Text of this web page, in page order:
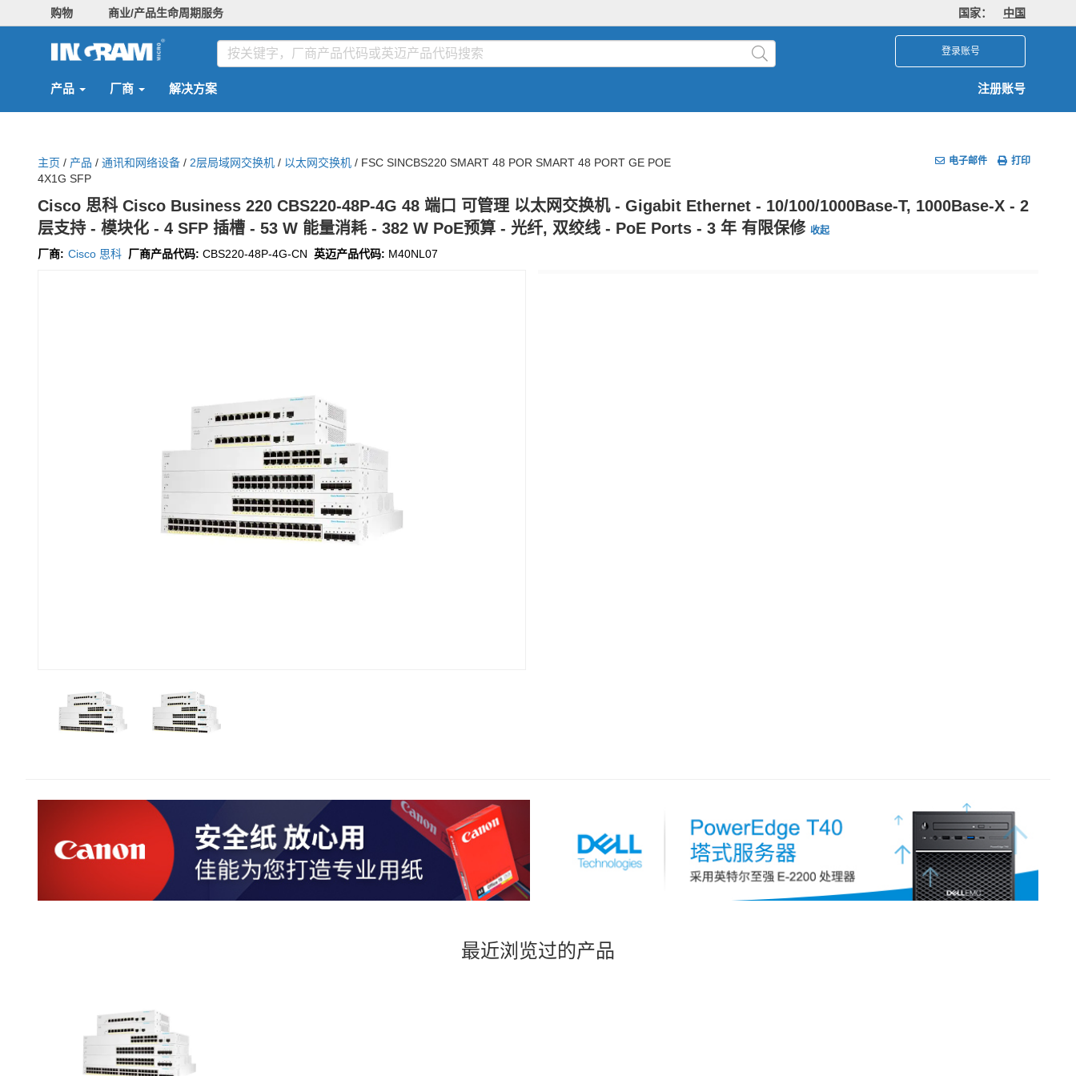
购物 商业/产品生命周期服务 国家： 中国
登录账号
产品 厂商 解决方案 注册账号
主页 / 产品 / 通讯和网络设备 / 2层局域网交换机 / 以太网交换机 / FSC SINCBS220 SMART 48 POR SMART 48 PORT GE POE
4X1G SFP
电子邮件 打印
Cisco 思科 Cisco Business 220 CBS220-48P-4G 48 端口 可管理 以太网交换机 - Gigabit Ethernet - 10/100/1000Base-T, 1000Base-X - 2
层支持 - 模块化 - 4 SFP 插槽 - 53 W 能量消耗 - 382 W PoE预算 - 光纤, 双绞线 - PoE Ports - 3 年 有限保修 收起
厂商: Cisco 思科 厂商产品代码: CBS220-48P-4G-CN 英迈产品代码: M40NL07
最近浏览过的产品